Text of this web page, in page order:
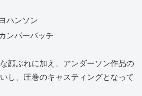
ハンソン
ンバーバッチ
顔ぶれに加え、アンダーソン作品の
し、圧巻のキャスティングとなって